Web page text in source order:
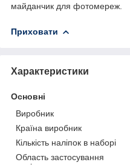
майданчик для фотомереж.
Приховати
Характеристики
Основні
Виробник
Країна виробник
Кількість наліпок в наборі
Область застосування